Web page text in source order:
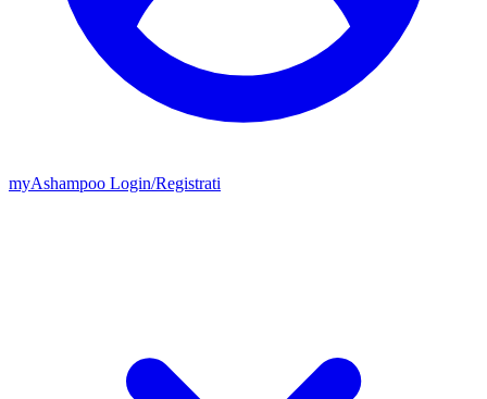
myAshampoo Login/Registrati